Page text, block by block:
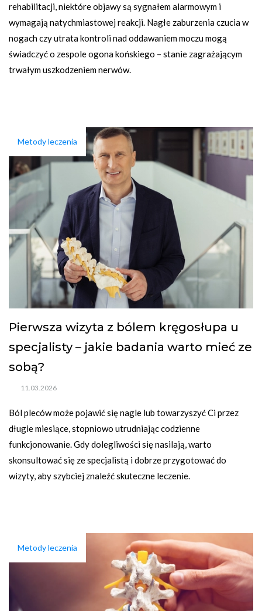
rehabilitacji, niektóre objawy są sygnałem alarmowym i
wymagają natychmiastowej reakcji. Nagłe zaburzenia czucia w
nogach czy utrata kontroli nad oddawaniem moczu mogą
świadczyć o zespole ogona końskiego – stanie zagrażającym
trwałym uszkodzeniem nerwów.
Metody leczenia
Pierwsza wizyta z bólem kręgosłupa u
specjalisty – jakie badania warto mieć ze
sobą?
11.03.2026
Ból pleców może pojawić się nagle lub towarzyszyć Ci przez
długie miesiące, stopniowo utrudniając codzienne
funkcjonowanie. Gdy dolegliwości się nasilają, warto
skonsultować się ze specjalistą i dobrze przygotować do
wizyty, aby szybciej znaleźć skuteczne leczenie.
Metody leczenia